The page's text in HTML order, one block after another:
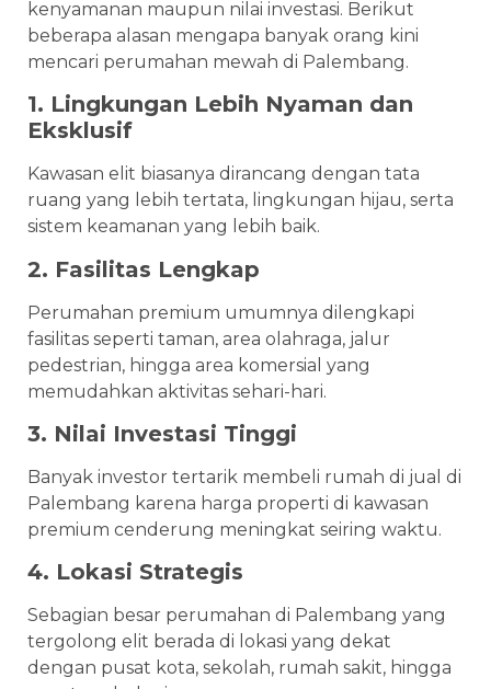
kenyamanan maupun nilai investasi. Berikut
beberapa alasan mengapa banyak orang kini
mencari perumahan mewah di Palembang.
1. Lingkungan Lebih Nyaman dan
Eksklusif
Kawasan elit biasanya dirancang dengan tata
ruang yang lebih tertata, lingkungan hijau, serta
sistem keamanan yang lebih baik.
2. Fasilitas Lengkap
Perumahan premium umumnya dilengkapi
fasilitas seperti taman, area olahraga, jalur
pedestrian, hingga area komersial yang
memudahkan aktivitas sehari-hari.
3. Nilai Investasi Tinggi
Banyak investor tertarik membeli rumah di jual di
Palembang karena harga properti di kawasan
premium cenderung meningkat seiring waktu.
4. Lokasi Strategis
Sebagian besar perumahan di Palembang yang
tergolong elit berada di lokasi yang dekat
dengan pusat kota, sekolah, rumah sakit, hingga